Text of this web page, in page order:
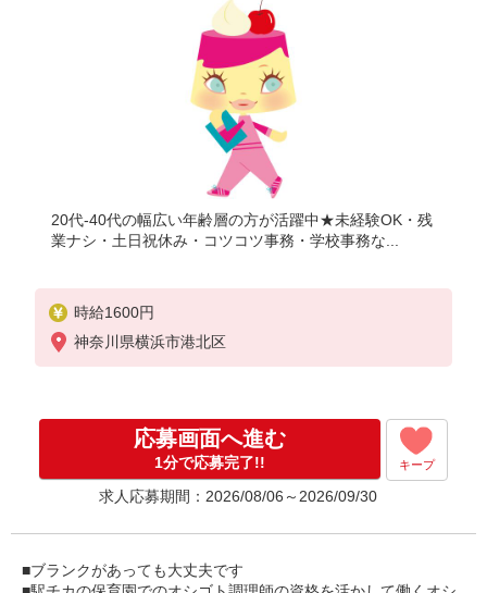
20代-40代の幅広い年齢層の方が活躍中★未経験OK・残
業ナシ・土日祝休み・コツコツ事務・学校事務な...
時給1600円
神奈川県横浜市港北区
応募画面へ進む
1分で応募完了!! キープ
求人応募期間：2026/08/06～2026/09/30
■ブランクがあっても大丈夫です